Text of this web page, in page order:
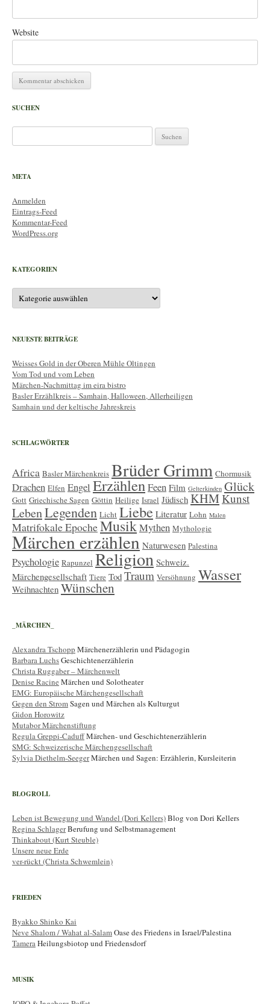
Website
SUCHEN
nach:
META
Anmelden
Eintrags-Feed
Kommentar-Feed
WordPress.org
KATEGORIEN
Kategorien
NEUESTE BEITRÄGE
Weisses Gold in der Oberen Mühle Oltingen
Vom Tod und vom Leben
Märchen-Nachmittag im eira bistro
Basler Erzählkreis – Samhain, Halloween, Allerheiligen
Samhain und der keltische Jahreskreis
SCHLAGWÖRTER
Africa Basler Märchenkreis Brüder Grimm Chormusik
Drachen Elfen Engel ErzählenFeen Film Gelterkinden Glück
Gott Griechische Sagen Göttin Heilige Israel Jüdisch KHMKunst
LebenLegenden Licht Liebe Literatur Lohn Malen
Matrifokale EpocheMusikMythen Mythologie
Märchen erzählen Naturwesen Palestina
Psychologie Rapunzel Religion Schweiz.
Märchengesellschaft Tiere Tod Traum Versöhnung Wasser
Weihnachten Wünschen
_MÄRCHEN_
Alexandra Tschopp Märchenerzählerin und Pädagogin
Barbara LuchsGeschichtenerzählerin
Christa Ruggaber – Märchenwelt
Denise Racine Märchen und Solotheater
EMG: Europäische Märchengesellschaft
Gegen den StromSagen und Märchen als Kulturgut
Gidon Horowitz
Mutabor Märchenstiftung
Regula Greppi-CaduffMärchen- und Geschichtenerzählerin
SMG: Schweizerische Märchengesellschaft
Sylvia Diethelm-SeegerMärchen und Sagen: Erzählerin, Kursleiterin
BLOGROLL
Leben ist Bewegung und Wandel (Dori Kellers)Blog von Dori Kellers
Regina SchlagerBerufung und Selbstmanagement
Thinkabout (Kurt Steuble)
Unsere neue Erde
ver-rückt (Christa Schwemlein)
FRIEDEN
Byakko Shinko Kai
Neve Shalom / Wahat al-SalamOase des Friedens in Israel/Palestina
TameraHeilungsbiotop und Friedensdorf
MUSIK